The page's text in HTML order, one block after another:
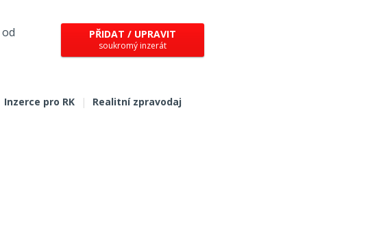
od
PŘIDAT / UPRAVIT
soukromý inzerát
Inzerce pro RK | Realitní zpravodaj